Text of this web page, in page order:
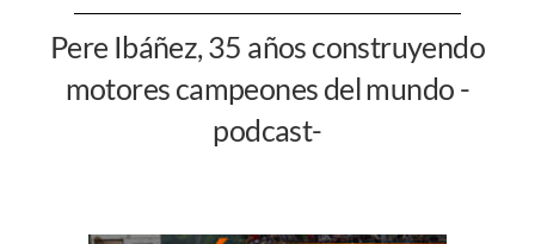
Pere Ibáñez, 35 años construyendo
motores campeones del mundo -
podcast-